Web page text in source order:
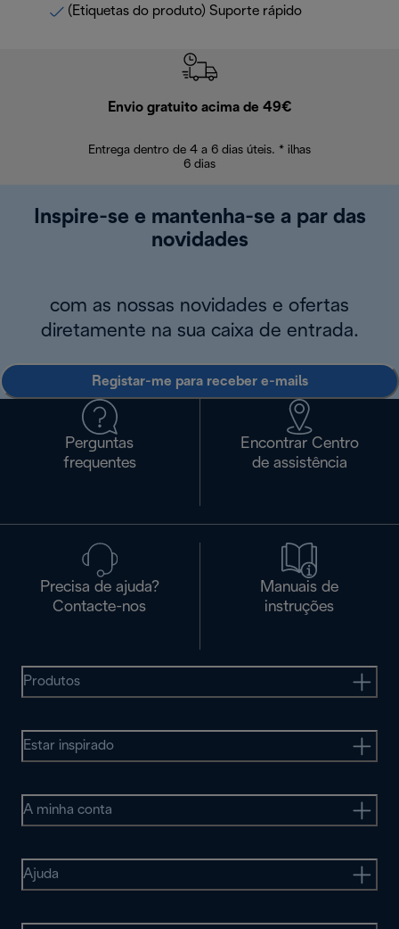
(Etiquetas do produto) Suporte rápido
Envio gratuito acima de 49€
Entrega dentro de 4 a 6 dias úteis. * ilhas
6 dias
Inspire-se e mantenha-se a par das
novidades
com as nossas novidades e ofertas
diretamente na sua caixa de entrada.
Registar-me para receber e-mails
Perguntas
frequentes
Encontrar Centro
de assistência
Precisa de ajuda?
Contacte-nos
Manuais de
instruções
Produtos
Estar inspirado
A minha conta
Ajuda